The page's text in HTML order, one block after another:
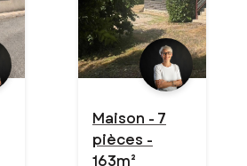
Maison - 7
pièces -
163m²